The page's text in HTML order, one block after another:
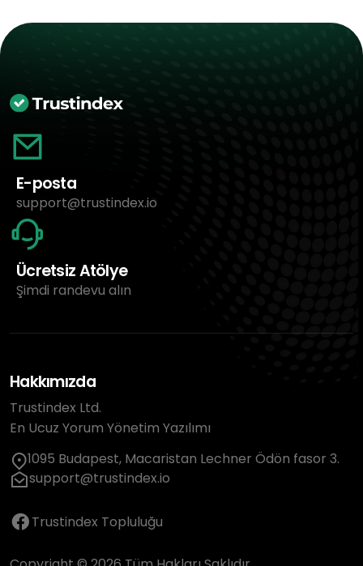
E-posta
support@trustindex.io
Ücretsiz Atölye
Şimdi randevu alın
Hakkımızda
Trustindex Ltd.
En Ucuz Yorum Yönetim Yazılımı
1095 Budapest, Macaristan Lechner Ödön fasor 3.
support@trustindex.io
Trustindex Topluluğu